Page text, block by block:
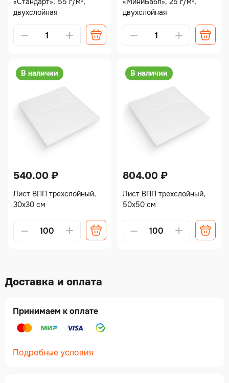
двухслойная
двухслойная
В наличии
540.00 ₽
Лист ВПП трехслойный,
30х30 см
В наличии
804.00 ₽
Лист ВПП трехслойный,
50х50 см
Доставка и оплата
Принимаем к оплате
Подробные условия